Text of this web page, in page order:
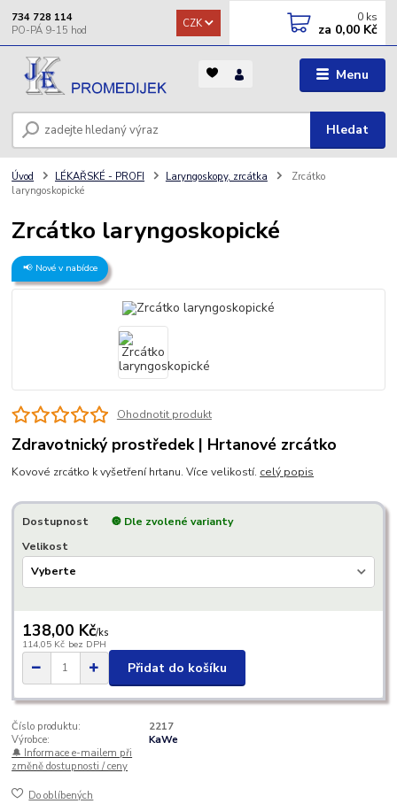
Menu
CZK
Hledat
734 728 114 0 ks
za 0,00 Kč
Úvod LÉKAŘSKÉ - PROFI Laryngoskopy, zrcátka
Zrcátko
laryngoskopické
Zrcátko laryngoskopické
📢 Nové v nabídce
Ohodnotit produkt
Zdravotnický prostředek | Hrtanové zrcátko
Kovové zrcátko k vyšetření hrtanu. Více velikostí. celý popis
Dostupnost
🔘 Dle zvolené varianty
Velikost
138,00 Kč/ks
114,05 Kč bez DPH
Přidat do košíku
Číslo produktu:
2217
Výrobce:
KaWe
🔔 Informace e-mailem při
změně dostupnosti / ceny
Do oblíbených